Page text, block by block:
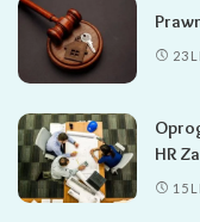
23
HR
15